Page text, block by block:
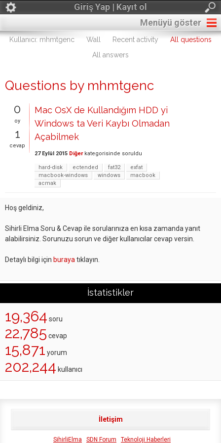
Giriş Yap | Kayıt ol
Menüyü göster
Kullanıcı: mhmtgenc Wall Recent activity
All questions
All answers
Questions by mhmtgenc
0
oy
1
cevap
Mac OsX de Kullandığım HDD yi
Windows ta Veri Kaybı Olmadan
Açabilmek
27 Eylül 2015 Diğerkategorisinde soruldu
hard-disk ectended fat32
exfat
macbook-windows
windows
macbook
acmak
Hoş geldiniz,
Sihirli Elma Soru & Cevap ile sorularınıza en kısa zamanda yanıt
alabilirsiniz. Sorunuzu sorun ve diğer kullanıcılar cevap versin.
Detaylı bilgi için buraya tıklayın.
İstatistikler
19,364 soru
22,785 cevap
15,871 yorum
202,244 kullanıcı
İletişim
SihirliElma SDN Forum Teknoloji Haberleri